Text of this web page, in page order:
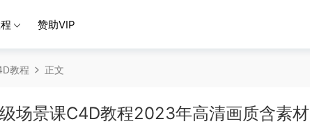
赞助VIP
教程 正文
场景课C4D教程2023年高清画质含素材